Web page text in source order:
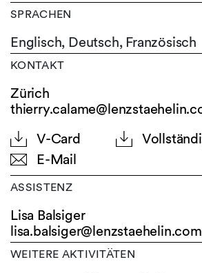
SPRACHEN
Englisch, Deutsch, Französisch
KONTAKT
Zürich
V-Card
E-Mail
ASSISTENZ
Lisa Balsiger
lisa.balsiger@lenzstaehelin.com
WEITERE AKTIVITÄTEN